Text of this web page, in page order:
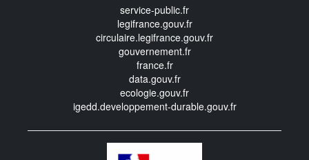
service-public.fr
legifrance.gouv.fr
circulaire.legifrance.gouv.fr
gouvernement.fr
france.fr
data.gouv.fr
ecologie.gouv.fr
igedd.developpement-durable.gouv.fr